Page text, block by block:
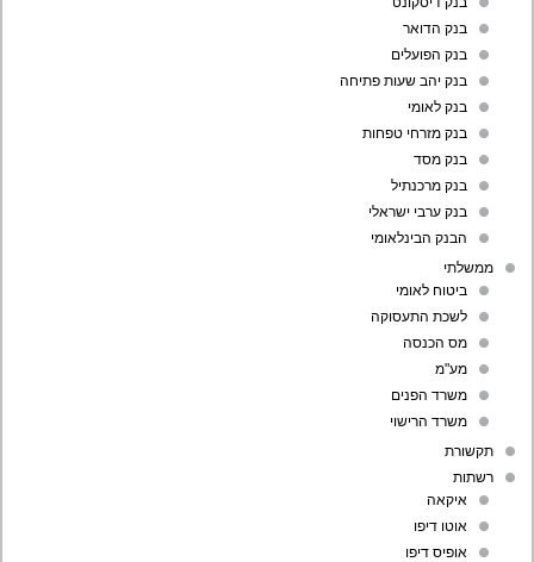
בנק הדואר
בנק הפועלים
בנק יהב שעות פתיחה
בנק לאומי
בנק מזרחי טפחות
בנק מסד
בנק מרכנתיל
בנק ערבי ישראלי
הבנק הבינלאומי
ממשלתי
ביטוח לאומי
לשכת התעסוקה
מס הכנסה
מע"מ
משרד הפנים
משרד הרישוי
תקשורת
רשתות
איקאה
אוטו דיפו
אופיס דיפו